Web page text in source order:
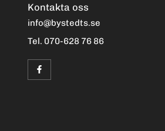
Kontakta oss
info@bystedts.se
Tel. 070-628 76 86